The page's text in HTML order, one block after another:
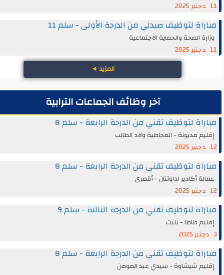
لتوظيف صيدلي من الدرجة الأولى - سلم 11
الصحة والحماية الاجتماعية
◄
آخر وظائف الجماعات الترابية
لتوظيف تقني من الدرجة الرابعة - سلم 8
مديونة - المجاطية ولاد الطالب
لتوظيف تقني من الدرجة الرابعة - سلم 8
أكادير اداوتنان - أقصري
لتوظيف تقني من الدرجة الثالثة - سلم 9
طاطا - تليت
لتوظيف تقني من الدرجة الرابعة - سلم 8
شيشاوة - سيدي عبد المومن